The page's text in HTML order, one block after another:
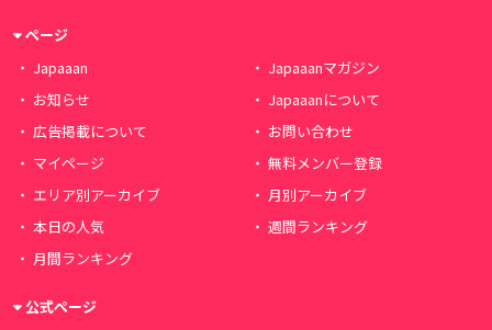
ページ
Japaaan
Japaaanマガジン
お知らせ
Japaaanについて
広告掲載について
お問い合わせ
マイページ
無料メンバー登録
エリア別アーカイブ
月別アーカイブ
本日の人気
週間ランキング
月間ランキング
公式ページ